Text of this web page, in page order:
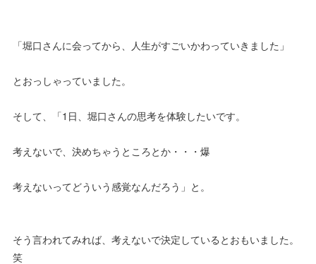
「堀口さんに会ってから、人生がすごいかわっていきました」
とおっしゃっていました。
そして、「1日、堀口さんの思考を体験したいです。
考えないで、決めちゃうところとか・・・爆
考えないってどういう感覚なんだろう」と。
そう言われてみれば、考えないで決定しているとおもいました。
笑